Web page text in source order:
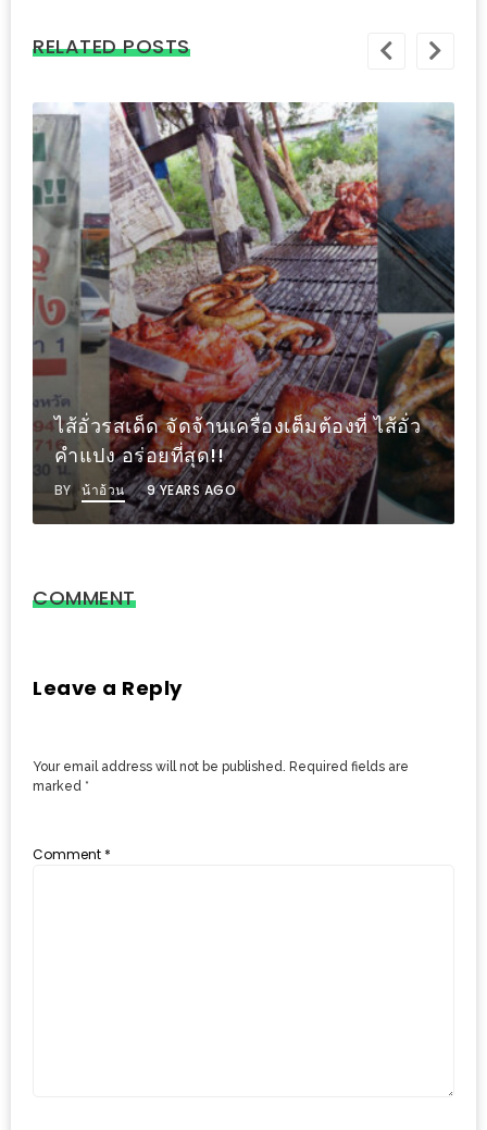
ฟิน
เพลิน
HFG
E-
NEWS
GAME
(SABAI
SEAFOOD)
HOMEPRO
FAIR
2017
เชียงใหม่
งาน
ช้อป
พร้อม
ชั่น
RELATED POSTS
ไส้อั่วรสเด็ด จัดจ้านเครื่องเต็มต้องที่ ไส้อั่ว
คำแปง อร่อยที่สุด!!
BY น้าอ้วน 9 YEARS AGO
COMMENT
Leave a Reply
Your email address will not be published. Required fields are
marked *
Comment *